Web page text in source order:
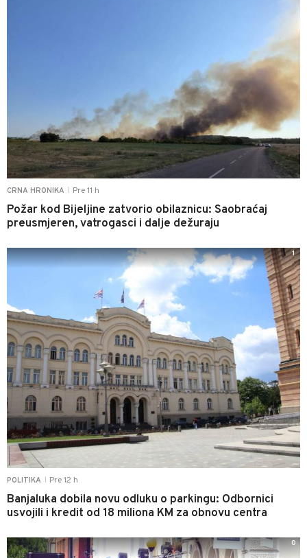
CRNA HRONIKA Pre 11 h
Požar kod Bijeljine zatvorio obilaznicu: Saobraćaj
preusmjeren, vatrogasci i dalje dežuraju
POLITIKA Pre 12 h
Banjaluka dobila novu odluku o parkingu: Odbornici
usvojili i kredit od 18 miliona KM za obnovu centra
1
0